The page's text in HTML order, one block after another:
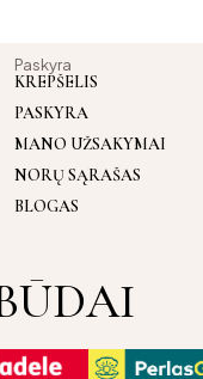
Paskyra
KREPŠELIS
PASKYRA
MANO UŽSAKYMAI
NORŲ SĄRAŠAS
BLOGAS